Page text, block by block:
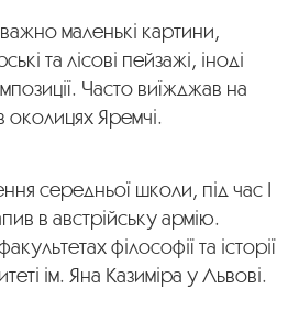
маленькі картини,
та лісові пейзажі, іноді
Часто виїжджав на
околицях Яремчі.
середньої школи, під час І
в австрійську армію.
філософії та історії
ім. Яна Казиміра у Львові.